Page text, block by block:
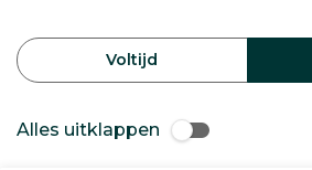
Voltijd
Alles uitklappen